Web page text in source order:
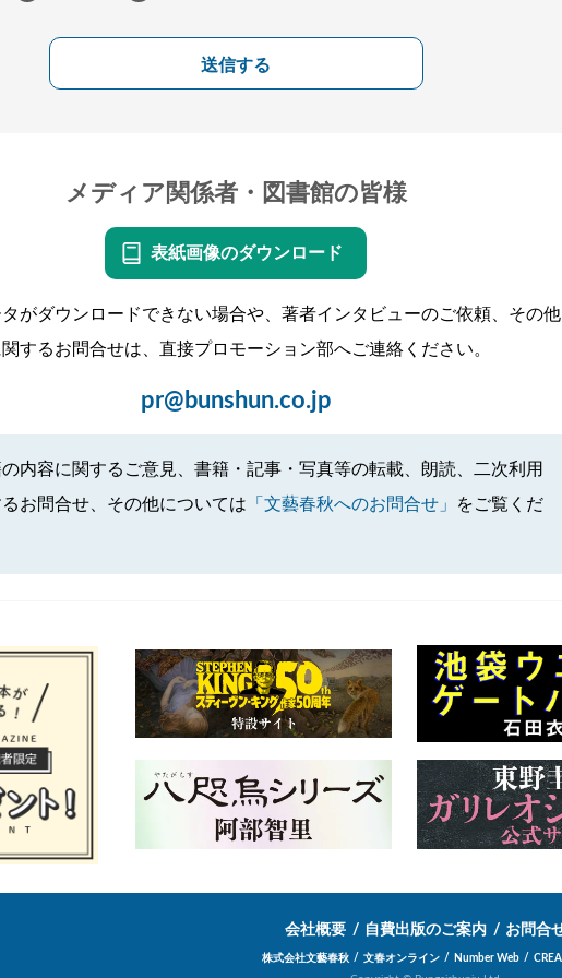
送信する
メディア関係者・図書館の皆様
表紙画像のダウンロード
がダウンロードできない場合や、著者インタビューのご依頼、その他
するお問合せは、直接プロモーション部へご連絡ください。
pr@bunshun.co.jp
内容に関するご意見、書籍・記事・写真等の転載、朗読、二次利用
お問合せ、その他については 「文藝春秋へのお問合せ」
をご覧くだ
会社概要 自費出版のご案内 お問合
株式会社文藝春秋 文春オンライン Number Web